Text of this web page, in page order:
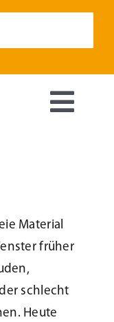
Material
früher
schlecht
Heute